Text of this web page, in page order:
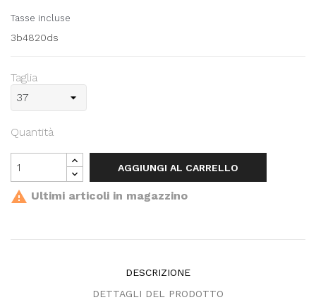
Tasse incluse
3b4820ds
Taglia
Quantità
AGGIUNGI AL CARRELLO
 Ultimi articoli in magazzino
DESCRIZIONE
DETTAGLI DEL PRODOTTO